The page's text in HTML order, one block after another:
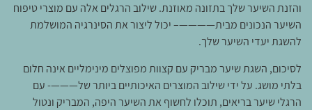
והזנת השיער שלך בתזונה מאוזנת. שילוב הרגלים אלה עם מוצרי טיפוח
השיער הנכונים מבית————– יכול ליצור את הסינרגיה המושלמת
להשגת יעדי השיער שלך.
לסיכום, השגת שיער מבריק עם קצוות מפוצלים מינימליים אינה חלום
בלתי מושג. על ידי שילוב המוצרים האיכותיים ביותר של———- עם
הרגלי שיער בריאים, תוכלו לחשוף את השיער היפה, המבריק ונטול